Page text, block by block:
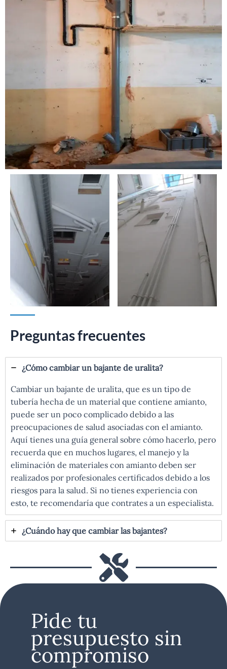
Preguntas frecuentes
¿Cómo cambiar un bajante de uralita?
Cambiar un bajante de uralita, que es un tipo de
tubería hecha de un material que contiene amianto,
puede ser un poco complicado debido a las
preocupaciones de salud asociadas con el amianto.
Aquí tienes una guía general sobre cómo hacerlo, pero
recuerda que en muchos lugares, el manejo y la
eliminación de materiales con amianto deben ser
realizados por profesionales certificados debido a los
riesgos para la salud. Si no tienes experiencia con
esto, te recomendaría que contrates a un especialista.
¿Cuándo hay que cambiar las bajantes?
Pide tu
presupuesto sin
compromiso